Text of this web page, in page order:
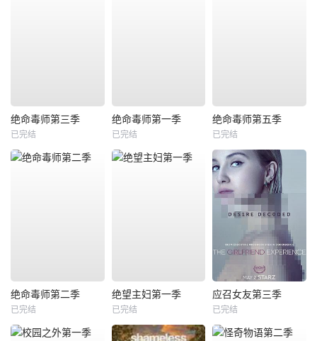
绝命毒师第三季
已完结
绝命毒师第一季
已完结
绝命毒师第五季
已完结
绝命毒师第二季
已完结
绝望主妇第一季
已完结
应召女友第三季
已完结